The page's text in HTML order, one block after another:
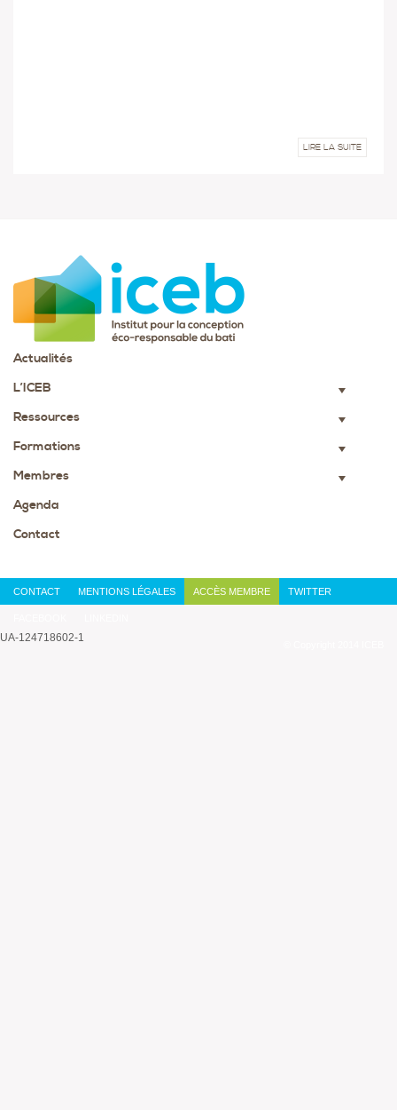
LIRE LA SUITE
Actualités
L’ICEB
▼
Ressources ▼
Formations ▼
Membres ▼
Agenda
Contact
CONTACT MENTIONS LÉGALES ACCÈS MEMBRE TWITTER
UA-124718602-1